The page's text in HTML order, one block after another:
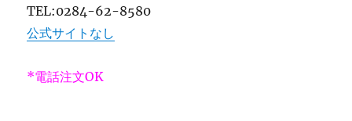
TEL:0284-62-8580
公式サイトなし
*電話注文OK